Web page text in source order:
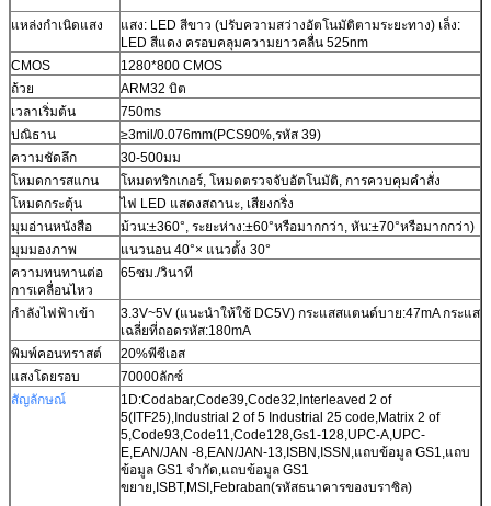
แหล่งกำเนิดแสง
แสง: LED สีขาว (ปรับความสว่างอัตโนมัติตามระยะทาง) เล็ง:
LED สีแดง ครอบคลุมความยาวคลื่น 525nm
CMOS
1280*800 CMOS
ถ้วย
ARM32 บิต
เวลาเริ่มต้น
750ms
ปณิธาน
≥3mil/0.076mm(PCS90%,รหัส 39)
ความชัดลึก
30-500มม
โหมดการสแกน
โหมดทริกเกอร์, โหมดตรวจจับอัตโนมัติ, การควบคุมคำสั่ง
โหมดกระตุ้น
ไฟ LED แสดงสถานะ, เสียงกริ่ง
มุมอ่านหนังสือ
ม้วน:±360°, ระยะห่าง:±60°หรือมากกว่า, หัน:±70°หรือมากกว่า)
มุมมองภาพ
แนวนอน 40°× แนวตั้ง 30°
ความทนทานต่อ
การเคลื่อนไหว
65ซม./วินาที
กำลังไฟฟ้าเข้า
3.3V~5V (แนะนำให้ใช้ DC5V) กระแสสแตนด์บาย:47mA กระแส
เฉลี่ยที่ถอดรหัส:180mA
พิมพ์คอนทราสต์
20%พีซีเอส
แสงโดยรอบ
70000ลักซ์
สัญลักษณ์
1D:Codabar,Code39,Code32,Interleaved 2 of
5(ITF25),Industrial 2 of 5 Industrial 25 code,Matrix 2 of
5,Code93,Code11,Code128,Gs1-128,UPC-A,UPC-
E,EAN/JAN -8,EAN/JAN-13,ISBN,ISSN,แถบข้อมูล GS1,แถบ
ข้อมูล GS1 จำกัด,แถบข้อมูล GS1
ขยาย,ISBT,MSI,Febraban(รหัสธนาคารของบราซิล)